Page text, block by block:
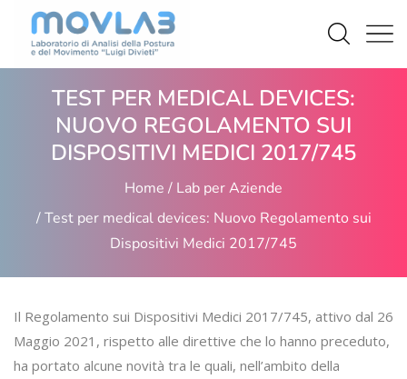
TEST PER MEDICAL DEVICES:
NUOVO REGOLAMENTO SUI
DISPOSITIVI MEDICI 2017/745
Home
Lab per Aziende
Test per medical devices: Nuovo Regolamento sui
Dispositivi Medici 2017/745
Il Regolamento sui Dispositivi Medici 2017/745, attivo dal 26
Maggio 2021, rispetto alle direttive che lo hanno preceduto,
ha portato alcune novità tra le quali, nell’ambito della